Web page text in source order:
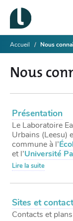
Accueil Nous
Nous
Présentation
Le Laboratoire
Urbains (Leesu)
commune à l’
et l’Université
Lire la suite
Sites et
Contacts et